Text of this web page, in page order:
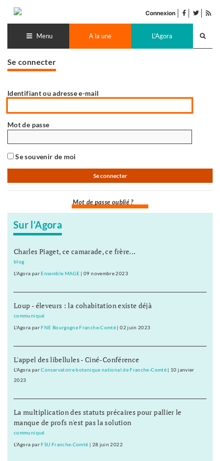
contenu
Connexion facebook
twitter
Menu A la une L'Agora
Se connecter
Identifiant ou adresse e-mail
Mot de passe
Se souvenir de moi
Mot de passe oublié ?
Sur l’Agora
Charles Piaget, ce camarade, ce frère...
blog
L'Agora parEnsemble MAGE |09 novembre 2023
Loup - éleveurs : la cohabitation existe déjà
communiqué
L'Agora parFNE Bourgogne Franche-Comté |02 juin 2023
L'appel des libellules - Ciné-Conférence
L'Agora parConservatoire botanique national de Franche-Comté| 10 janvier
2023
La multiplication des statuts précaires pour pallier le
manque de profs n'est pas la solution
communiqué
L'Agora parFSU Franche-Comté | 28 juin 2022